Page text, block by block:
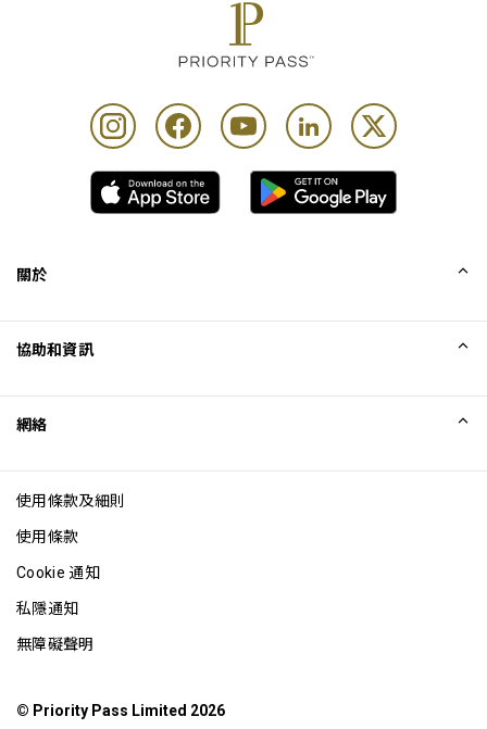
關於
Excellence Awards
網誌
協助和資訊
網絡
使用條款及細則
使用條款
Cookie 通知
私隱通知
無障礙聲明
© Priority Pass Limited 2026